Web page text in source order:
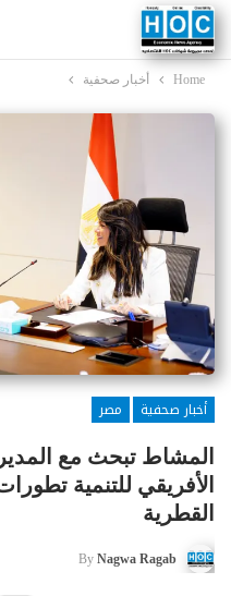
Home أخبار صحفية
أخبار صحفية
مصر
المشاط تبحث مع
الأفريقي للتنمية
القطرية
By Nagwa Ragab